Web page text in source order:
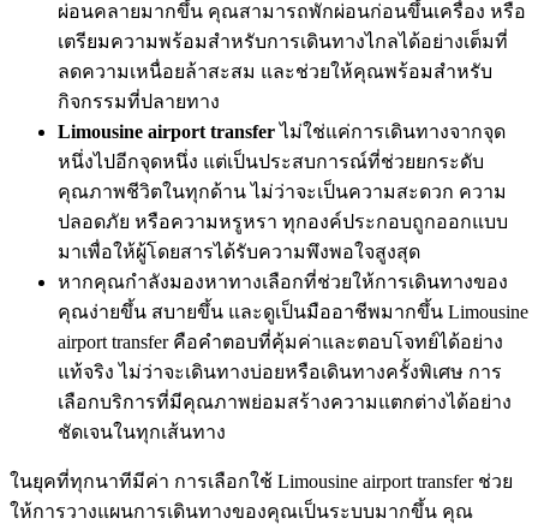
ผ่อนคลายมากขึ้น คุณสามารถพักผ่อนก่อนขึ้นเครื่อง หรือ
เตรียมความพร้อมสำหรับการเดินทางไกลได้อย่างเต็มที่
ลดความเหนื่อยล้าสะสม และช่วยให้คุณพร้อมสำหรับ
กิจกรรมที่ปลายทาง
Limousine airport transferไม่ใช่แค่การเดินทางจากจุด
หนึ่งไปอีกจุดหนึ่ง แต่เป็นประสบการณ์ที่ช่วยยกระดับ
คุณภาพชีวิตในทุกด้าน ไม่ว่าจะเป็นความสะดวก ความ
ปลอดภัย หรือความหรูหรา ทุกองค์ประกอบถูกออกแบบ
มาเพื่อให้ผู้โดยสารได้รับความพึงพอใจสูงสุด
หากคุณกำลังมองหาทางเลือกที่ช่วยให้การเดินทางของ
คุณง่ายขึ้น สบายขึ้น และดูเป็นมืออาชีพมากขึ้น Limousine
airport transfer คือคำตอบที่คุ้มค่าและตอบโจทย์ได้อย่าง
แท้จริง ไม่ว่าจะเดินทางบ่อยหรือเดินทางครั้งพิเศษ การ
เลือกบริการที่มีคุณภาพย่อมสร้างความแตกต่างได้อย่าง
ชัดเจนในทุกเส้นทาง
ในยุคที่ทุกนาทีมีค่า การเลือกใช้ Limousine airport transfer ช่วย
ให้การวางแผนการเดินทางของคุณเป็นระบบมากขึ้น คุณ